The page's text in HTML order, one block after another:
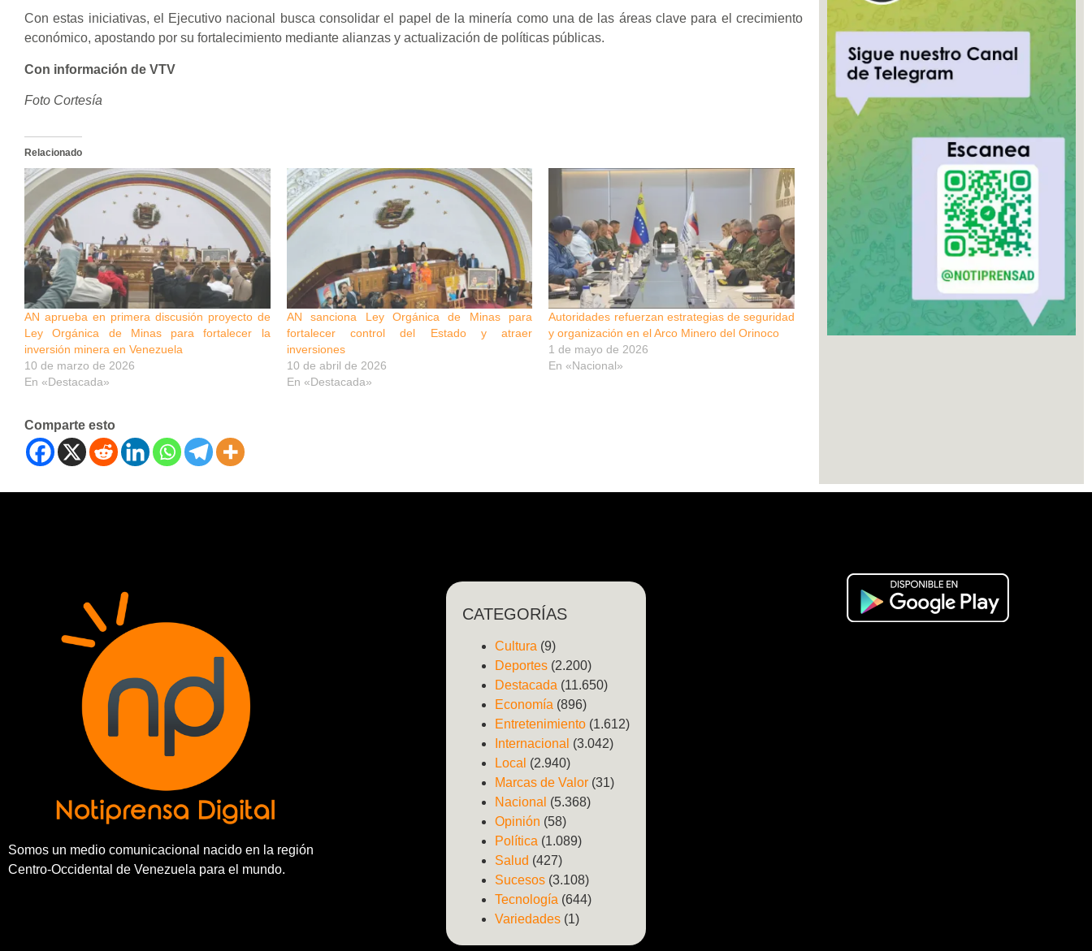
Con estas iniciativas, el Ejecutivo nacional busca consolidar el papel de la minería como una de las áreas clave para el crecimiento
económico, apostando por su fortalecimiento mediante alianzas y actualización de políticas públicas.
Con información de VTV
Foto Cortesía
Relacionado
AN aprueba en primera discusión proyecto de
Ley Orgánica de Minas para fortalecer la
inversión minera en Venezuela
10 de marzo de 2026
En «Destacada»
AN sanciona Ley Orgánica de Minas para
fortalecer control del Estado y atraer
inversiones
10 de abril de 2026
En «Destacada»
Autoridades refuerzan estrategias de seguridad
y organización en el Arco Minero del Orinoco
1 de mayo de 2026
En «Nacional»
Comparte esto
Somos un medio comunicacional nacido en la región
Centro-Occidental de Venezuela para el mundo.
CATEGORÍAS
Cultura (9)
Deportes(2.200)
Destacada (11.650)
Economía (896)
Entretenimiento(1.612)
Internacional (3.042)
Local (2.940)
Marcas de Valor(31)
Nacional (5.368)
Opinión (58)
Política (1.089)
Salud (427)
Sucesos(3.108)
Tecnología (644)
Variedades(1)